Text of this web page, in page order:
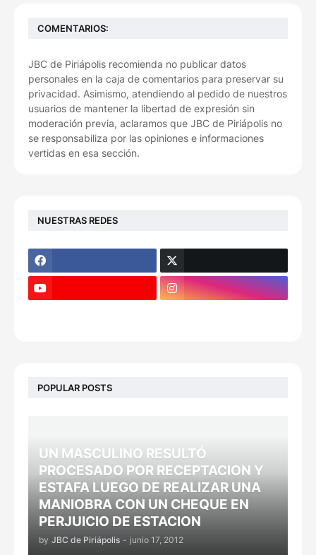
COMENTARIOS:
JBC de Piriápolis recomienda no publicar datos
personales en la caja de comentarios para preservar su
privacidad. Asimismo, atendiendo al pedido de nuestros
usuarios de mantener la libertad de expresión sin
moderación previa, aclaramos que JBC de Piriápolis no
se responsabiliza por las opiniones e informaciones
vertidas en esa sección.
NUESTRAS REDES
POPULAR POSTS
UN MASCULINO RESULTÓ
PROCESADO POR RECEPTACION Y
ESTAFA LUEGO DE REALIZAR UNA
MANIOBRA CON UN CHEQUE EN
PERJUICIO DE ESTACION
by JBC de Piriápolis - junio 17, 2012